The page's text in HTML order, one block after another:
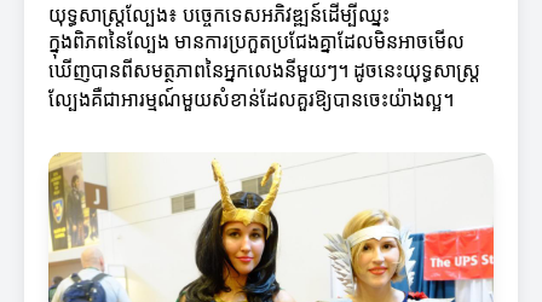
យុទ្ធសាស្ត្រល្បែង៖ បច្ចេកទេសអភិវឌ្ឍន៍ដើម្បីឈ្នះ
ក្នុងពិភពនៃល្បែង មានការប្រកួតប្រជែងគ្នាដែលមិនអាចមើល
ឃើញបានពីសមត្ថភាពនៃអ្នកលេងនីមួយៗ។ ដូចនេះយុទ្ធសាស្ត្រ
ល្បែងគឺជាអារម្មណ៍មួយសំខាន់ដែលគួរឱ្យបានចេះយ៉ាងល្អ។